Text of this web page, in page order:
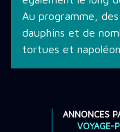
Au programme,
dauphins et de
tortues et
ANNONCES
VOYAGE-